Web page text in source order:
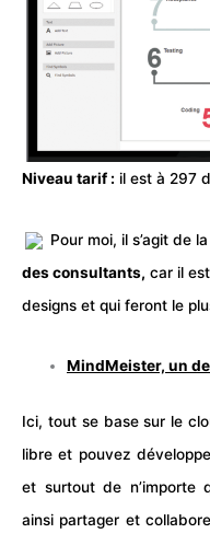
Niveau tarif : il est à 297
Pour moi, il s’agit de la
desconsultants, car il
designs et qui feront le
MindMeister, un
Ici, tout se base sur le
libre et pouvez
et surtout de n’importe
ainsi partager et